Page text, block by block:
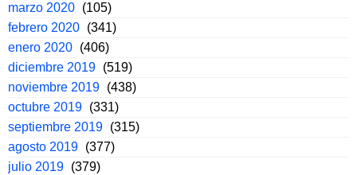
marzo 2020 (105)
febrero 2020 (341)
enero 2020 (406)
diciembre 2019 (519)
noviembre 2019 (438)
octubre 2019 (331)
septiembre 2019 (315)
agosto 2019 (377)
julio 2019 (379)